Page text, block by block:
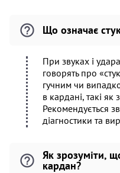
Що означає
При звуках і
говорять про
гучним чи
в кардані, такі
Рекомендується
діагностики та
Як зрозуміти,
кардан?